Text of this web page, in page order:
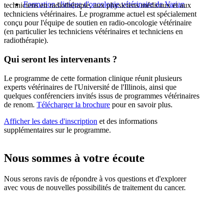
Formation clinique d'oncologie vétérinaire de Varian
techniciens en radiothérapie, aux physiciens médicaux et aux
techniciens vétérinaires. Le programme actuel est spécialement
conçu pour l'équipe de soutien en radio-oncologie vétérinaire
(en particulier les techniciens vétérinaires et techniciens en
radiothérapie).
Qui seront les intervenants ?
Le programme de cette formation clinique réunit plusieurs
experts vétérinaires de l'Université de l'Illinois, ainsi que
quelques conférenciers invités issus de programmes vétérinaires
de renom. Télécharger la brochure pour en savoir plus.
Afficher les dates d'inscription et des informations
supplémentaires sur le programme.
Nous sommes à votre écoute
Nous serons ravis de répondre à vos questions et d'explorer
avec vous de nouvelles possibilités de traitement du cancer.